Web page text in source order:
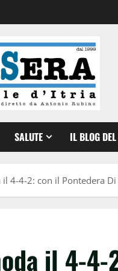
SALUTE IL BLOG
4-4-2: con il Pontedera
il 4-